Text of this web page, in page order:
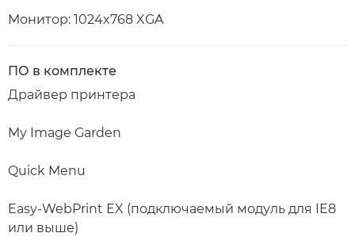
Монитор: 1024x768 XGA
ПО в комплекте
Драйвер принтера
My Image Garden
Quick Menu
Easy-WebPrint EX (подключаемый модуль для IE8
или выше)